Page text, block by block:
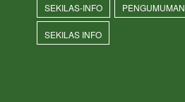
SEKILAS-INFO PENGUMUMAN
SEKILAS INFO